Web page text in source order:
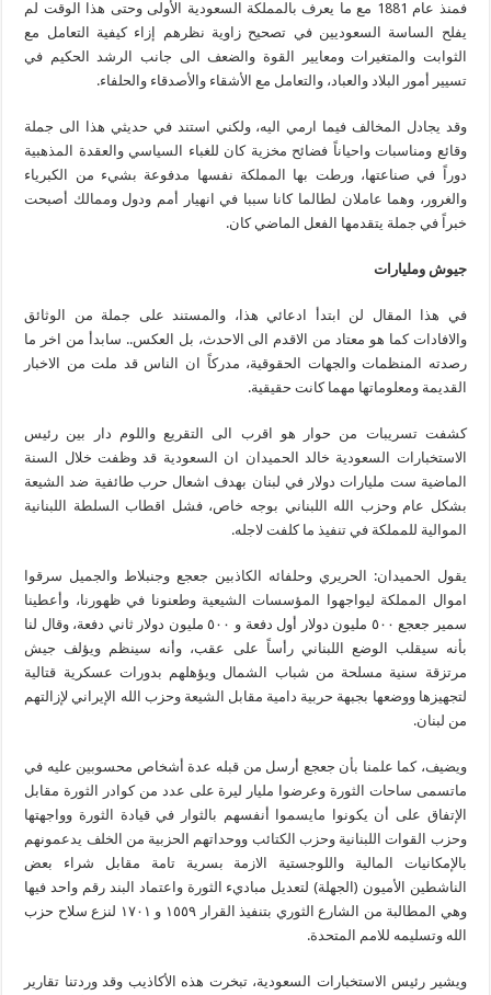
فمنذ عام 1881 مع ما يعرف بالمملكة السعودية الأولى وحتى هذا الوقت لم
يفلح الساسة السعوديين في تصحيح زاوية نظرهم إزاء كيفية التعامل مع
الثوابت والمتغيرات ومعايير القوة والضعف الى جانب الرشد الحكيم في
تسيير أمور البلاد والعباد، والتعامل مع الأشقاء والأصدقاء والحلفاء.
وقد يجادل المخالف فيما ارمي اليه، ولكني استند في حديثي هذا الى جملة
وقائع ومناسبات واحياناً فضائح مخزية كان للغباء السياسي والعقدة المذهبية
دوراً في صناعتها، ورطت بها المملكة نفسها مدفوعة بشيء من الكبرياء
والغرور، وهما عاملان لطالما كانا سببا في انهيار أمم ودول وممالك أصبحت
خبراً في جملة يتقدمها الفعل الماضي كان.
جيوش ومليارات
في هذا المقال لن ابتدأ ادعائي هذا، والمستند على جملة من الوثائق
والافادات كما هو معتاد من الاقدم الى الاحدث، بل العكس.. سابدأ من اخر ما
رصدته المنظمات والجهات الحقوقية، مدركاً ان الناس قد ملت من الاخبار
القديمة ومعلوماتها مهما كانت حقيقية.
كشفت تسريبات من حوار هو اقرب الى التقريع واللوم دار بين رئيس
الاستخبارات السعودية خالد الحميدان ان السعودية قد وظفت خلال السنة
الماضية ست مليارات دولار في لبنان بهدف اشعال حرب طائفية ضد الشيعة
بشكل عام وحزب الله اللبناني بوجه خاص، فشل اقطاب السلطة اللبنانية
الموالية للمملكة في تنفيذ ما كلفت لاجله.
يقول الحميدان: الحريري وحلفائه الكاذبين جعجع وجنبلاط والجميل سرقوا
اموال المملكة ليواجهوا المؤسسات الشيعية وطعنونا في ظهورنا، وأعطينا
سمير جعجع ٥٠٠ مليون دولار أول دفعة و ٥٠٠ مليون دولار ثاني دفعة، وقال لنا
بأنه سيقلب الوضع اللبناني رأساً على عقب، وأنه سينظم ويؤلف جيش
مرتزقة سنية مسلحة من شباب الشمال ويؤهلهم بدورات عسكرية قتالية
لتجهيزها ووضعها بجبهة حربية دامية مقابل الشيعة وحزب الله الإيراني لإزالتهم
من لبنان.
ويضيف، كما علمنا بأن جعجع أرسل من قبله عدة أشخاص محسوبين عليه في
ماتسمى ساحات الثورة وعرضوا مليار ليرة على عدد من كوادر الثورة مقابل
الإتفاق على أن يكونوا مايسموا أنفسهم بالثوار في قيادة الثورة وواجهتها
وحزب القوات اللبنانية وحزب الكتائب ووحداتهم الحزبية من الخلف يدعمونهم
بالإمكانيات المالية واللوجستية الازمة بسرية تامة مقابل شراء بعض
الناشطين الأميون (الجهلة) لتعديل مباديء الثورة واعتماد البند رقم واحد فيها
وهي المطالبة من الشارع الثوري بتنفيذ القرار ١٥٥٩ و ١٧٠١ لنزع سلاح حزب
الله وتسليمه للامم المتحدة.
ويشير رئيس الاستخبارات السعودية، تبخرت هذه الأكاذيب وقد وردتنا تقارير